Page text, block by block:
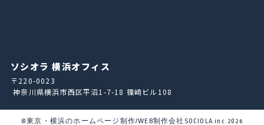
ソシオラ 横浜オフィス
〒220-0023
神奈川県横浜市西区平沼1-7-18 篠崎ビル108
©東京・横浜のホームページ制作/WEB制作会社SOCIOLA inc.2026